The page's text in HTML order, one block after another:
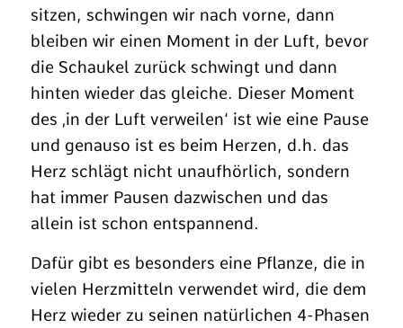
sitzen, schwingen wir nach vorne, dann
bleiben wir einen Moment in der Luft, bevor
die Schaukel zurück schwingt und dann
hinten wieder das gleiche. Dieser Moment
des ‚in der Luft verweilen‘ ist wie eine Pause
und genauso ist es beim Herzen, d.h. das
Herz schlägt nicht unaufhörlich, sondern
hat immer Pausen dazwischen und das
allein ist schon entspannend.
Dafür gibt es besonders eine Pflanze, die in
vielen Herzmitteln verwendet wird, die dem
Herz wieder zu seinen natürlichen 4-Phasen